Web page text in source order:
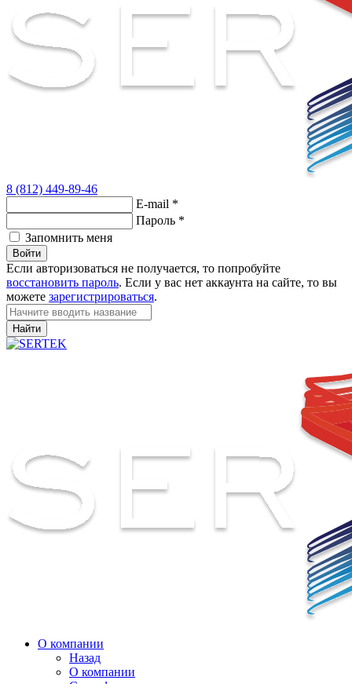
8 (812) 449-89-46
E-mail *
Пароль *
Запомнить меня
Войти
Если авторизоваться не получается, то попробуйте
восстановить пароль. Если у вас нет аккаунта на сайте, то вы
можете зарегистрироваться.
Найти
О компании
Назад
О компании